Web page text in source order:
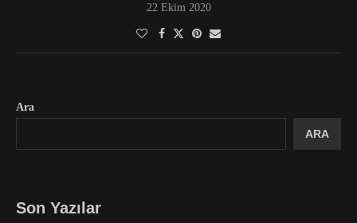
22 Ekim 2020
Ara
ARA
Son Yazılar